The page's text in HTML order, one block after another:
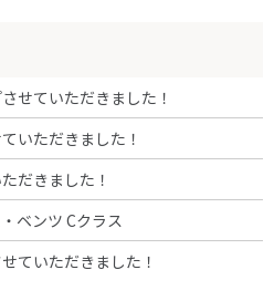
せていただきました！
いただきました！
だきました！
ベンツ Cクラス
ていただきました！